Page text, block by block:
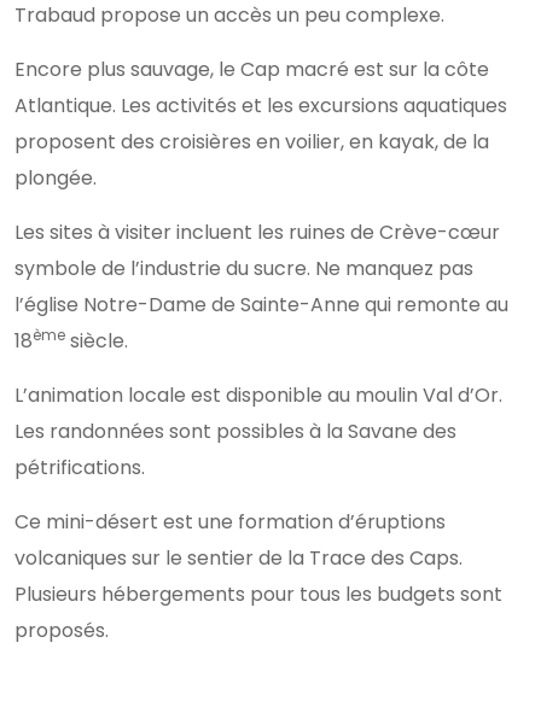
Trabaud propose un accès un peu complexe.
Encore plus sauvage, le Cap macré est sur la côte
Atlantique. Les activités et les excursions aquatiques
proposent des croisières en voilier, en kayak, de la
plongée.
Les sites à visiter incluent les ruines de Crève-cœur
symbole de l’industrie du sucre. Ne manquez pas
l’église Notre-Dame de Sainte-Anne qui remonte au
18ème siècle.
L’animation locale est disponible au moulin Val d’Or.
Les randonnées sont possibles à la Savane des
pétrifications.
Ce mini-désert est une formation d’éruptions
volcaniques sur le sentier de la Trace des Caps.
Plusieurs hébergements pour tous les budgets sont
proposés.